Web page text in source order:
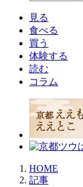
見る
食べる
買う
体験する
読む
コラム
HOME
記事